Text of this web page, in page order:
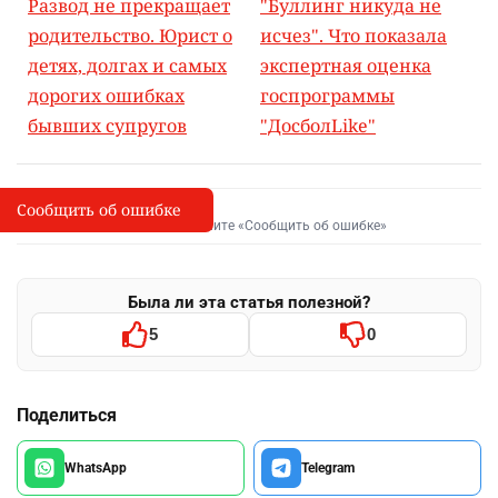
Развод не прекращает
родительство. Юрист о
детях, долгах и самых
дорогих ошибках
бывших супругов
"Буллинг никуда не
исчез". Что показала
экспертная оценка
госпрограммы
"ДосболLike"
I
Сообщить об опечатке
Выделите фрагмент и нажмите «Сообщить об ошибке»
Была ли эта статья полезной?
5 0
Поделиться
WhatsApp Telegram
Сообщить об ошибке